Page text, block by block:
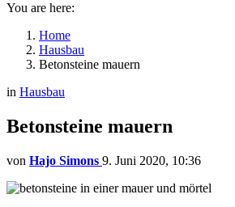
You are here:
Home
Hausbau
Betonsteine mauern
in Hausbau
Betonsteine mauern
von Hajo Simons 9. Juni 2020, 10:36